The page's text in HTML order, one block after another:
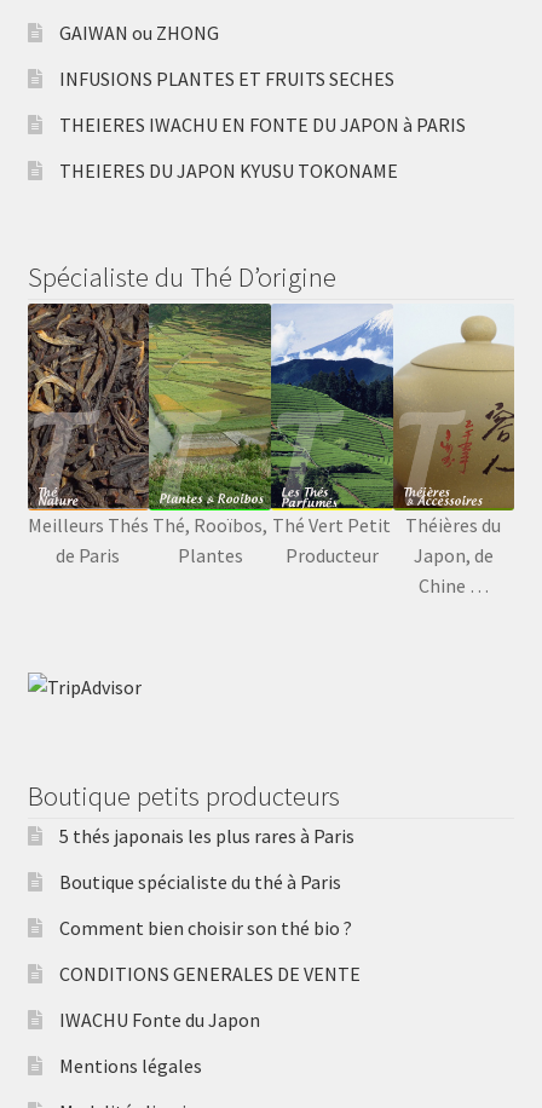
GAIWAN ou ZHONG
INFUSIONS PLANTES ET FRUITS SECHES
THEIERES IWACHU EN FONTE DU JAPON à PARIS
THEIERES DU JAPON KYUSU TOKONAME
Spécialiste du Thé D’origine
Meilleurs Thés
de Paris
Thé, Rooïbos,
Plantes
Thé Vert Petit
Producteur
Théières du
Japon, de
Chine …
Boutique petits producteurs
5 thés japonais les plus rares à Paris
Boutique spécialiste du thé à Paris
Comment bien choisir son thé bio ?
CONDITIONS GENERALES DE VENTE
IWACHU Fonte du Japon
Mentions légales